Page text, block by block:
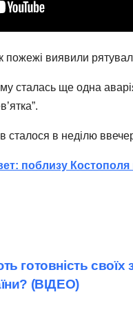
пожежі виявили
сталась ще одна
сталося в неділю
поблизу Костополя
готовність
(ВІДЕО)